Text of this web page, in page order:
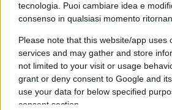
tecnologia. Puoi cambiare idea e
consenso in qualsiasi momento
Please note that this website/app uses
services and may gather and store
not limited to your visit or usage
grant or deny consent to Google and
use your data for below specified
consent section.
Geografia: Pisa, un tempo
acque, in un’area simile alla
«Il cambiamento climatico,